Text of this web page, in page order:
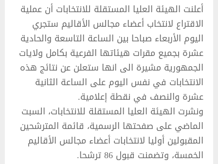
أعلنت الهيئة العليا المستقلة للانتخابات أن عملية
الاقتراع لانتخاب أعضاء مجالس الأقاليم ستجري
اليوم الأربعاء صباحا بين الساعة التاسعة والحادية
عشرة بجميع مقرات هيئاتها الفرعية بكامل ولايات
الجمهورية مشيرة الى انها ستعلن عن نتائج هذه
الانتخابات في نفس اليوم على الساعة الثانية
عشرة والنصف في نقطة إعلامية.
ونشرت الهيئة العليا المستقلة للانتخابات، السبت
الماضي على صفحتها الرسمية، قائمة المترشحين
المقبولين أوليا لانتخابات أعضاء مجالس الأقاليم
الخمسة، وتضمنت قبول 86 ترشحا.